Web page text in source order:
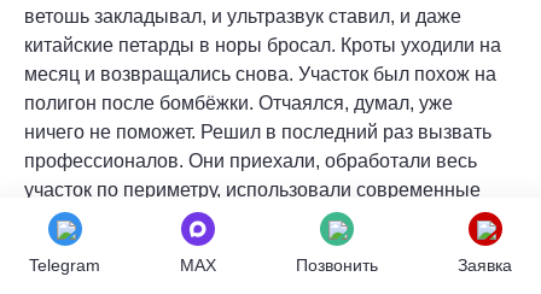
ветошь закладывал, и ультразвук ставил, и даже
китайские петарды в норы бросал. Кроты уходили на
месяц и возвращались снова. Участок был похож на
полигон после бомбёжки. Отчаялся, думал, уже
ничего не поможет. Решил в последний раз вызвать
профессионалов. Они приехали, обработали весь
участок по периметру, использовали современные
репелленты. Через две недели кроты исчезли и не
появляются уже год. Теперь жалею, что не сделал
этого раньше. Спасибо за вашу работу!
Telegram MAX Позвонить Заявка